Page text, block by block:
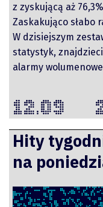
z zyskującą aż
Zaskakująco słabo
W dzisiejszym
statystyk,
alarmy
12.09
Hity
na